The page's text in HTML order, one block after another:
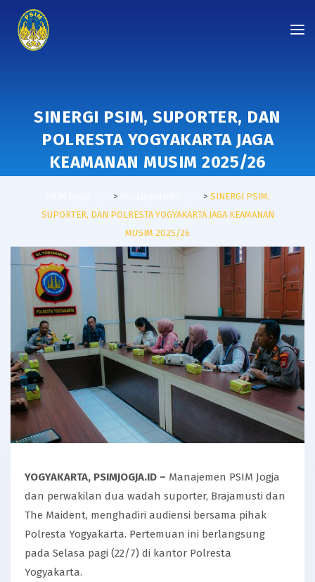
SINERGI PSIM, SUPORTER, DAN
POLRESTA YOGYAKARTA JAGA
KEAMANAN MUSIM 2025/26
> > SINERGI PSIM,
SUPORTER, DAN POLRESTA YOGYAKARTA JAGA KEAMANAN
MUSIM 2025/26
YOGYAKARTA, PSIMJOGJA.ID – Manajemen PSIM Jogja
dan perwakilan dua wadah suporter, Brajamusti dan
The Maident, menghadiri audiensi bersama pihak
Polresta Yogyakarta. Pertemuan ini berlangsung
pada Selasa pagi (22/7) di kantor Polresta
Yogyakarta.